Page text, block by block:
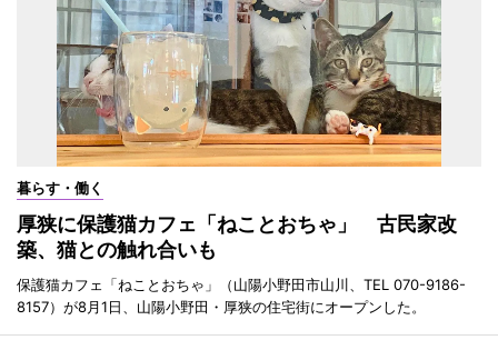
暮らす・働く
厚狭に保護猫カフェ「ねことおちゃ」 古民家改
築、猫との触れ合いも
保護猫カフェ「ねことおちゃ」（山陽小野田市山川、TEL 070-9186-
8157）が8月1日、山陽小野田・厚狭の住宅街にオープンした。